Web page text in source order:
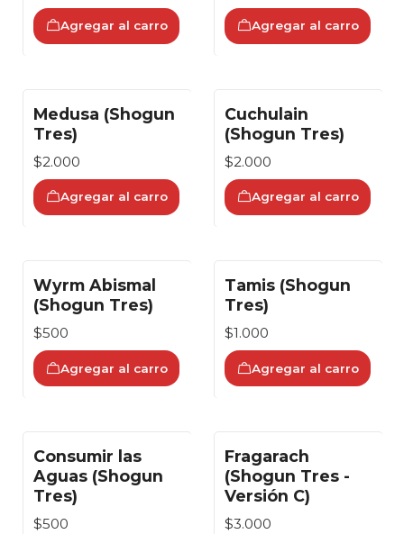
Agregar al carro Agregar al carro
Medusa (Shogun
Tres)
$2.000
Agregar al carro
Cuchulain
(Shogun Tres)
$2.000
Agregar al carro
Wyrm Abismal
(Shogun Tres)
$500
Agregar al carro
Tamis (Shogun
Tres)
$1.000
Agregar al carro
Consumir las
Aguas (Shogun
Tres)
$500
Fragarach
(Shogun Tres -
Versión C)
$3.000